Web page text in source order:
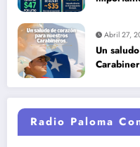
Abril 27,
Un
Radio Paloma